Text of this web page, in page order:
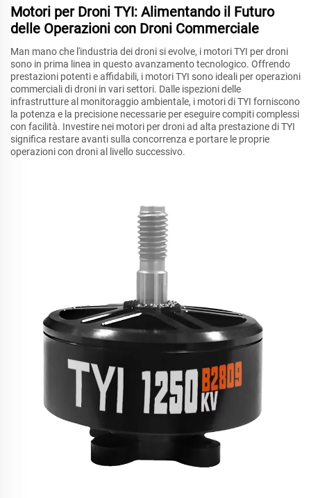
Motori per Droni TYI: Alimentando il Futuro
delle Operazioni con Droni Commerciale
Man mano che l'industria dei droni si evolve, i motori TYI per droni
sono in prima linea in questo avanzamento tecnologico. Offrendo
prestazioni potenti e affidabili, i motori TYI sono ideali per operazioni
commerciali di droni in vari settori. Dalle ispezioni delle
infrastrutture al monitoraggio ambientale, i motori di TYI forniscono
la potenza e la precisione necessarie per eseguire compiti complessi
con facilità. Investire nei motori per droni ad alta prestazione di TYI
significa restare avanti sulla concorrenza e portare le proprie
operazioni con droni al livello successivo.